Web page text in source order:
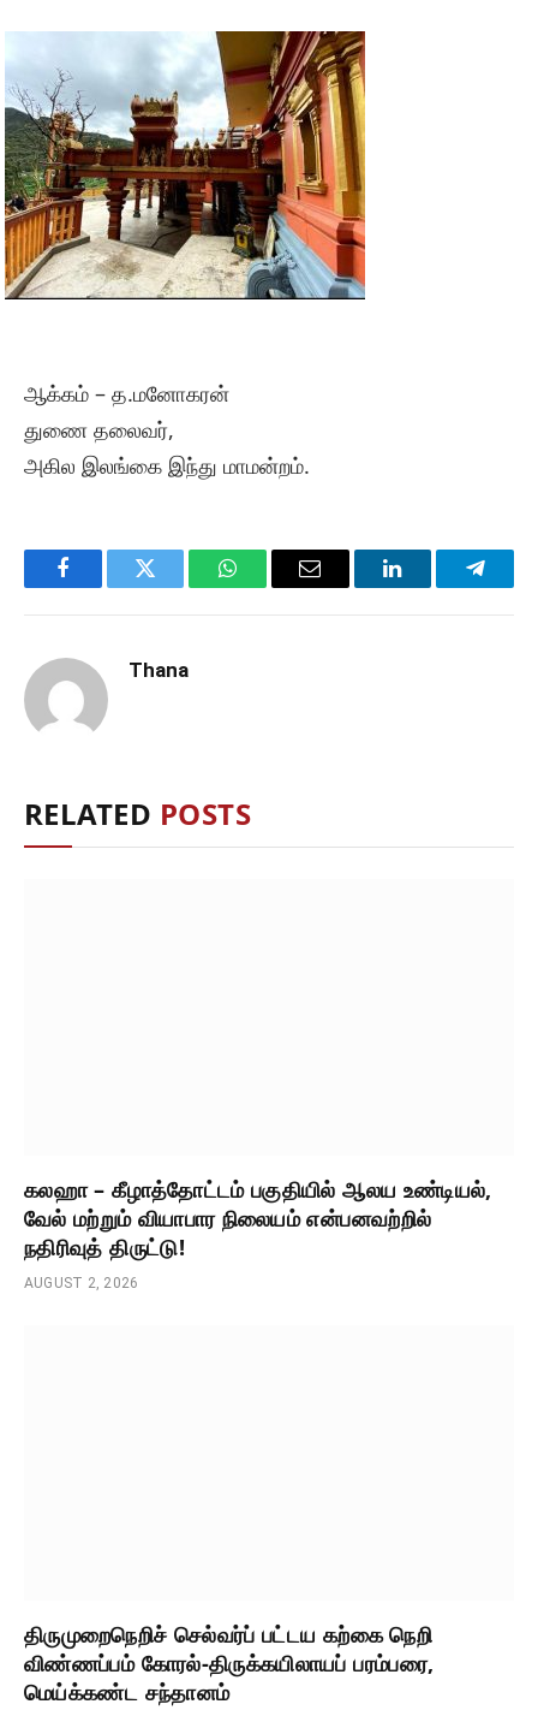
ஆக்கம் – த.மனோகரன்
துணை தலைவர்,
அகில இலங்கை இந்து மாமன்றம்.
FacebookTwitter WhatsAppEmail LinkedIn
Thana
RELATED POSTS
கலஹா – கீழாத்தோட்டம் பகுதியில் ஆலய உண்டியல்,
வேல் மற்றும் வியாபார நிலையம் என்பனவற்றில்
நதிரிவுத் திருட்டு!
AUGUST 2, 2026
திருமுறைநெறிச் செல்வர்ப் பட்டய கற்கை நெறி
விண்ணப்பம் கோரல்-திருக்கயிலாயப் பரம்பரை,
மெய்க்கண்ட சந்தானம்